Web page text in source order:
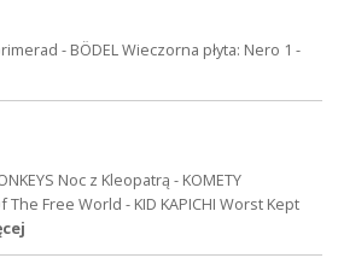
- BÖDEL Wieczorna płyta: Nero 1 -
Noc z Kleopatrą - KOMETY
The Free World - KID KAPICHI Worst Kept